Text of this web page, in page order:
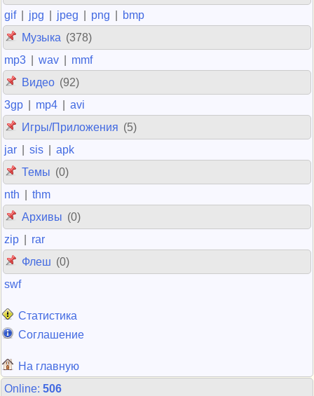
gif
jpg jpeg png
bmp
Музыка (378)
mp3
wav
mmf
Видео (92)
3gp
mp4
avi
Игры/Приложения (5)
jar
sis
apk
Темы (0)
nth
thm
Архивы (0)
zip
rar
Флеш (0)
swf
Статистика
Соглашение
На главную
Online: 506